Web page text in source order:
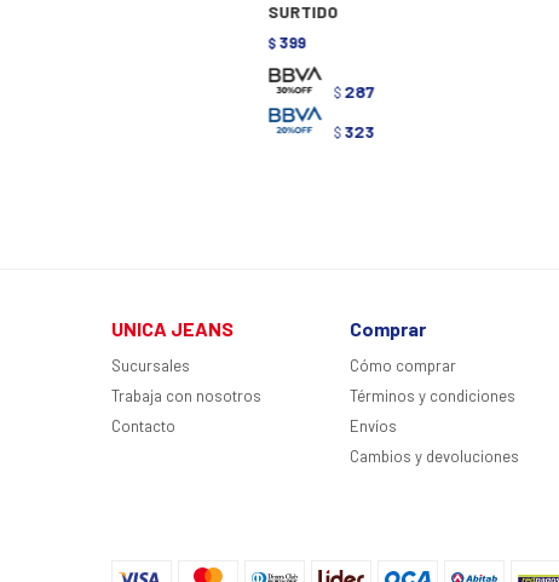
SURTIDO
$ 399
$ 287
$ 323
UNICA JEANS
Sucursales
Trabaja con nosotros
Contacto
Comprar
Cómo comprar
Términos y condiciones
Envíos
Cambios y devoluciones